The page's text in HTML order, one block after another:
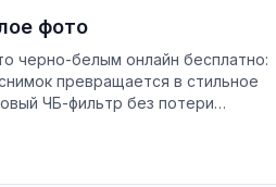
фото
черно-белым онлайн бесплатно:
превращается в стильное
ЧБ-фильтр без потери